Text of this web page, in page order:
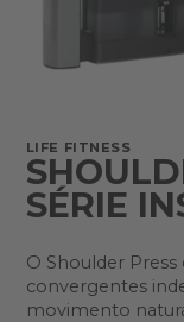
LIFE FITNESS
SÉRIE
O Shoulder
convergentes
movimento